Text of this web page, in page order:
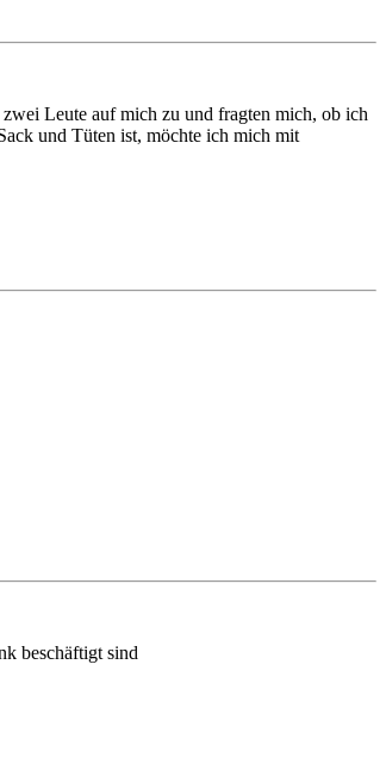
Leute auf mich zu und fragten mich, ob ich
und Tüten ist, möchte ich mich mit
beschäftigt sind